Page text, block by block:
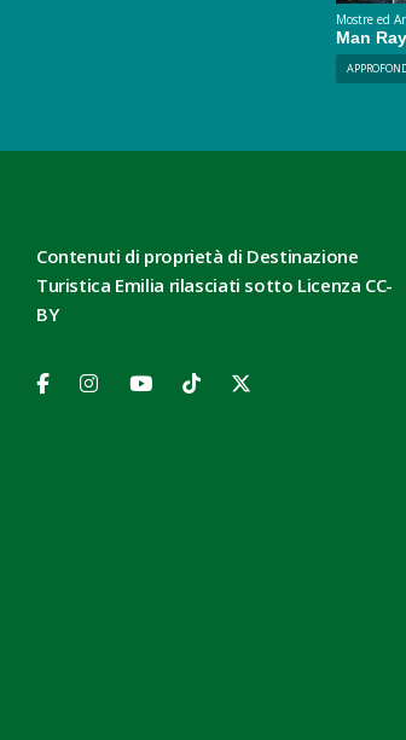
Mostre ed
Man
Contenuti di proprietà di Destinazione
Turistica Emilia rilasciati sotto Licenza CC-
BY